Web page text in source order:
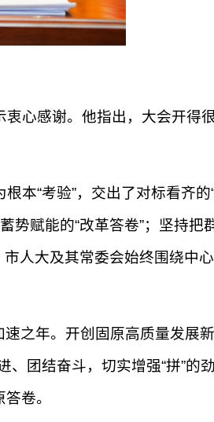
心感谢。他指出，大会开得
本“考验”，交出了对标看齐的
势赋能的“改革答卷”；坚持把
市人大及其常委会始终围绕中
速之年。开创固原高质量发展
团结奋斗，切实增强“拼”的劲
卷。